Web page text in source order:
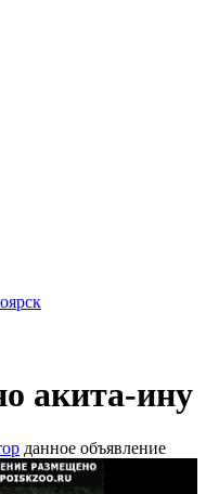
акита-ину
данное объявление